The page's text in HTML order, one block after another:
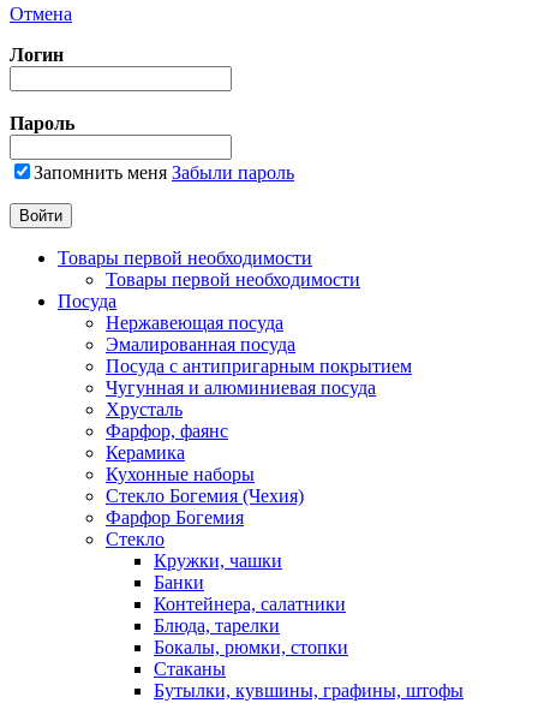
Отмена
Логин
Пароль
Запомнить меня Забыли пароль
Товары первой необходимости
Товары первой необходимости
Посуда
Нержавеющая посуда
Эмалированная посуда
Посуда с антипригарным покрытием
Чугунная и алюминиевая посуда
Хрусталь
Фарфор, фаянс
Керамика
Кухонные наборы
Стекло Богемия (Чехия)
Фарфор Богемия
Стекло
Кружки, чашки
Банки
Контейнера, салатники
Блюда, тарелки
Бокалы, рюмки, стопки
Стаканы
Бутылки, кувшины, графины, штофы